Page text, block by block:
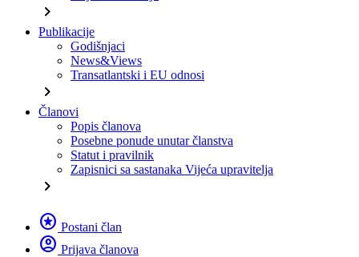
chevron_right
Publikacije
Godišnjaci
News&Views
Transatlantski i EU odnosi
chevron_right
Članovi
Popis članova
Posebne ponude unutar članstva
Statut i pravilnik
Zapisnici sa sastanaka Vijeća upravitelja
chevron_right
stars Postani član
account_circle Prijava članova